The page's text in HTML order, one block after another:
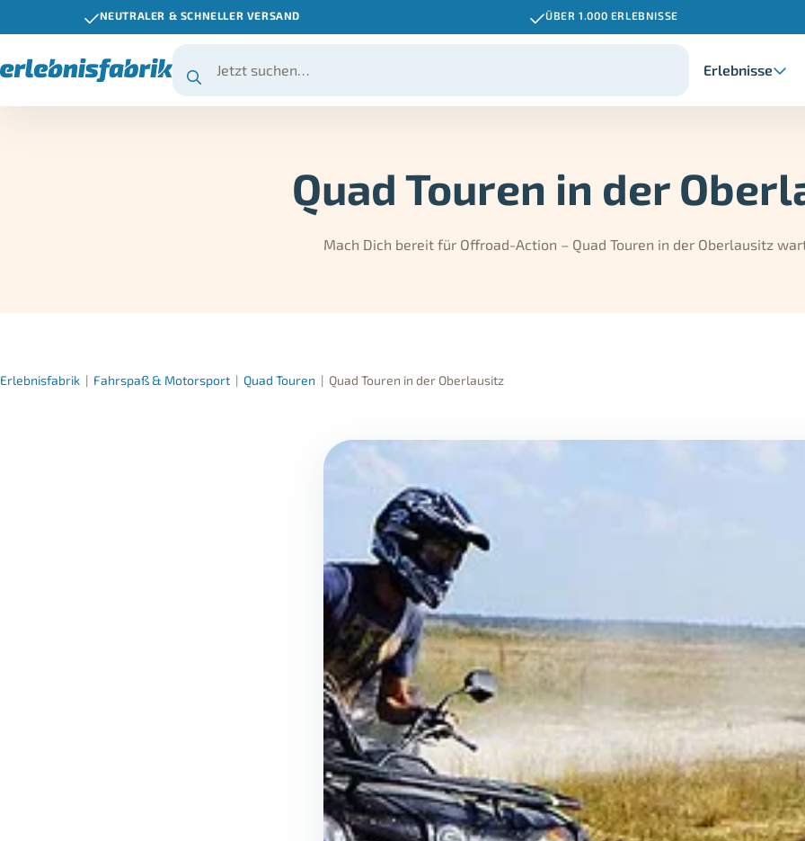
NEUTRALER & SCHNELLER VERSAND ÜBER 1.000 ERLEBNISSE
Erlebnisse
Quad Touren in der
Mach Dich bereit für Offroad-Action – Quad Touren in der Oberlausitz
Erlebnisfabrik | Fahrspaß & Motorsport | Quad Touren | Quad Touren in der Oberlausitz